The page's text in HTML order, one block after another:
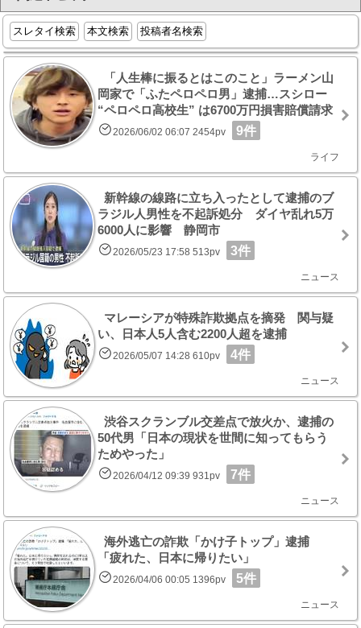
スレタイ検索 本文検索 投稿者名検索
「人生棒に振るとはこのこと」ラーメン山
岡家で「ふたペロペロ男」逮捕…スシロー
“ペロペロ高校生” は6700万円損害賠償請求
2026/06/02 06:07 2454pv 9件
ライフ
新幹線の線路に立ち入ったとして逮捕のブ
ラジル人男性を不起訴処分 ダイヤ乱れ5万
6000人に影響 静岡市
2026/05/23 17:58 513pv 3件
ニュース
マレーシアが特殊詐欺拠点を摘発 関与疑
い、日本人5人含む2200人超を逮捕
2026/05/07 14:28 610pv 4件
ニュース
渋谷スクランブル交差点で放火か、逮捕の
50代男「日本の現状を世間に知ってもらう
ためやった」
2026/04/12 09:39 931pv 7件
ニュース
海外逃亡の詐欺「かけ子トップ」逮捕
「疲れた、日本に帰りたい」
2026/04/06 00:05 1396pv 5件
ニュース